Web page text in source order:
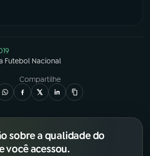
Futebol Nacional
Compartilhe
sobre a qualidade do
você acessou.